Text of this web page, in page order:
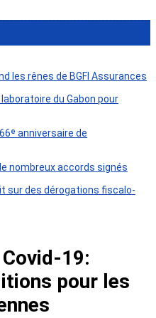
les rênes de BGFI Assurances
du Gabon pour
anniversaire de
nombreux accords signés
sur des dérogations fiscalo-
19:
pour les